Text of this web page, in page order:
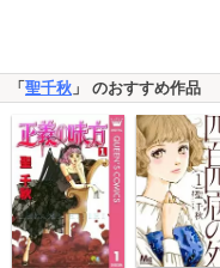
「 聖千秋 」 のおすすめ作品